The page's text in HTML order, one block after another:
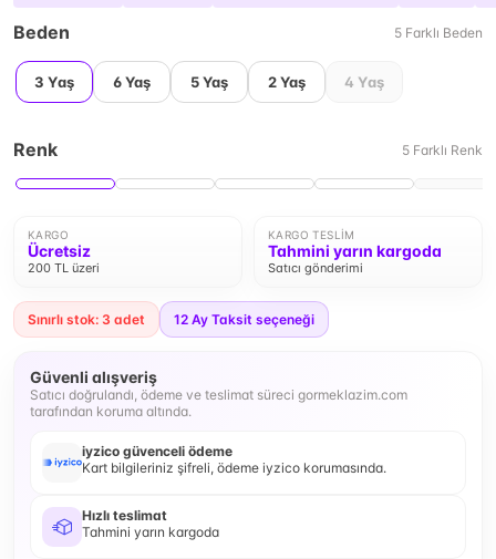
Beden 5 Farklı Beden
3 Yaş 6 Yaş 5 Yaş 2 Yaş 4 Yaş
Renk 5 Farklı Renk
KARGO
Ücretsiz
200 TL üzeri
KARGO TESLIM
Tahmini yarın kargoda
Satıcı gönderimi
Sınırlı stok: 3 adet 12 Ay Taksit seçeneği
Güvenli alışveriş
Satıcı doğrulandı, ödeme ve teslimat süreci gormeklazim.com
tarafından koruma altında.
iyzico güvenceli ödeme
Kart bilgileriniz şifreli, ödeme iyzico korumasında.
Hızlı teslimat
Tahmini yarın kargoda